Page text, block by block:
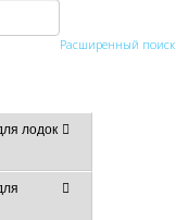
Расширенный поиск
лодок